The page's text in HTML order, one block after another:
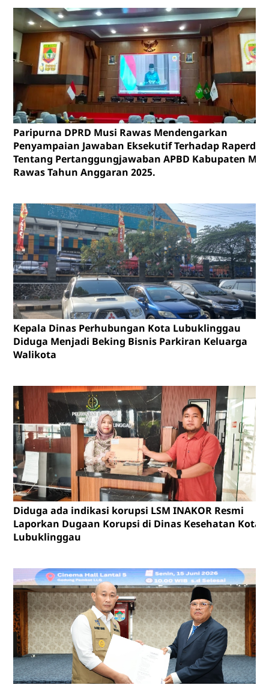
Paripurna DPRD Musi Rawas Mendengarkan
Penyampaian Jawaban Eksekutif Terhadap Raperda
Tentang Pertanggungjawaban APBD Kabupaten
Rawas Tahun Anggaran 2025.
Kepala Dinas Perhubungan Kota Lubuklinggau
Diduga Menjadi Beking Bisnis Parkiran Keluarga
Walikota
Diduga ada indikasi korupsi LSM INAKOR Resmi
Laporkan Dugaan Korupsi di Dinas Kesehatan Kota
Lubuklinggau